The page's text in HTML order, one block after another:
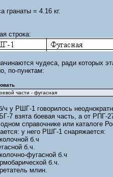
гранаты = 4.16 кг.
строка:
чудеса, ради которых
по-пунктам:
части - фугасная
ч у РШГ-1 говорилось
7 взята боевая часть, а от РПГ-
справочнике или каталоге
у него РШГ-1 снаряжается:
б.ч
б.ч.
фугасной б.ч
б.ч.
млин.